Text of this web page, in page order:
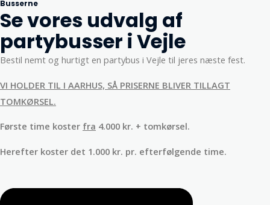
Busserne
Se vores udvalg af
partybusser i Vejle
Bestil nemt og hurtigt en partybus i Vejle til jeres næste fest.
VI HOLDER TIL I AARHUS, SÅ PRISERNE BLIVER TILLAGT
TOMKØRSEL.
Første time koster fra 4.000 kr. + tomkørsel.
Herefter koster det 1.000 kr. pr. efterfølgende time.